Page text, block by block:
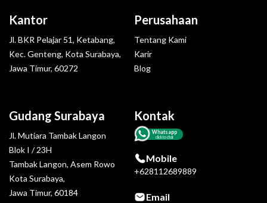
Gudang Surabaya
Jl. Mutiara Tambak Langon
Blok I / 23H
Tambak Langon, Asem Rowo
Kota Surabaya,
Jawa Timur, 60184
Kantor
Jl. BKR Pelajar 51, Ketabang,
Kec. Genteng, Kota Surabaya,
Jawa Timur, 60272
Kontak
Whatsapp
click to chat
Mobile
+628112689889
Email
Perusahaan
Tentang Kami
Karir
Blog